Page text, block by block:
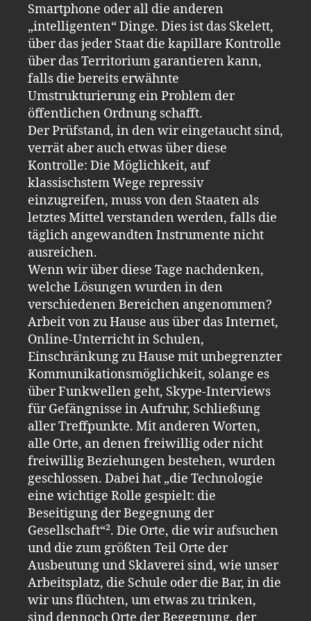
Smartphone oder all die anderen
„intelligenten“ Dinge. Dies ist das Skelett,
über das jeder Staat die kapillare Kontrolle
über das Territorium garantieren kann,
falls die bereits erwähnte
Umstrukturierung ein Problem der
öffentlichen Ordnung schafft.
Der Prüfstand, in den wir eingetaucht sind,
verrät aber auch etwas über diese
Kontrolle: Die Möglichkeit, auf
klassischstem Wege repressiv
einzugreifen, muss von den Staaten als
letztes Mittel verstanden werden, falls die
täglich angewandten Instrumente nicht
ausreichen.
Wenn wir über diese Tage nachdenken,
welche Lösungen wurden in den
verschiedenen Bereichen angenommen?
Arbeit von zu Hause aus über das Internet,
Online-Unterricht in Schulen,
Einschränkung zu Hause mit unbegrenzter
Kommunikationsmöglichkeit, solange es
über Funkwellen geht, Skype-Interviews
für Gefängnisse in Aufruhr, Schließung
aller Treffpunkte. Mit anderen Worten,
alle Orte, an denen freiwillig oder nicht
freiwillig Beziehungen bestehen, wurden
geschlossen. Dabei hat „die Technologie
eine wichtige Rolle gespielt: die
Beseitigung der Begegnung der
Gesellschaft“². Die Orte, die wir aufsuchen
und die zum größten Teil Orte der
Ausbeutung und Sklaverei sind, wie unser
Arbeitsplatz, die Schule oder die Bar, in die
wir uns flüchten, um etwas zu trinken,
sind dennoch Orte der Begegnung, der